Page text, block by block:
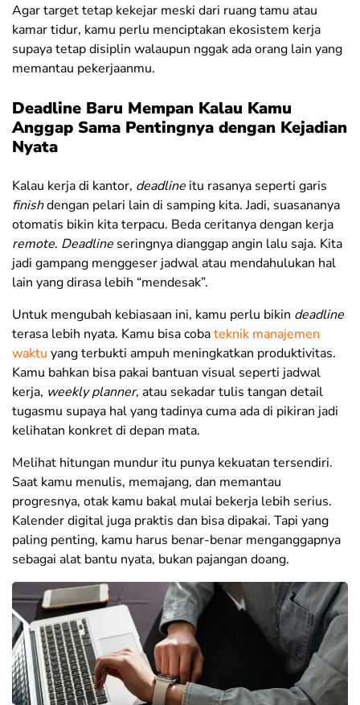
Agar target tetap kekejar meski dari ruang tamu atau
kamar tidur, kamu perlu menciptakan ekosistem kerja
supaya tetap disiplin walaupun nggak ada orang lain yang
memantau pekerjaanmu.
Deadline Baru Mempan Kalau Kamu
Anggap Sama Pentingnya dengan Kejadian
Nyata
Kalau kerja di kantor, deadline itu rasanya seperti garis
finishdengan pelari lain di samping kita. Jadi, suasananya
otomatis bikin kita terpacu. Beda ceritanya dengan kerja
remote. Deadline seringnya dianggap angin lalu saja. Kita
jadi gampang menggeser jadwal atau mendahulukan hal
lain yang dirasa lebih “mendesak”.
Untuk mengubah kebiasaan ini, kamu perlu bikin deadline
terasa lebih nyata. Kamu bisa cobateknik manajemen
waktu yang terbukti ampuh meningkatkan produktivitas.
Kamu bahkan bisa pakai bantuan visual seperti jadwal
kerja, weekly planner, atau sekadar tulis tangan detail
tugasmu supaya hal yang tadinya cuma ada di pikiran jadi
kelihatan konkret di depan mata.
Melihat hitungan mundur itu punya kekuatan tersendiri.
Saat kamu menulis, memajang, dan memantau
progresnya, otak kamu bakal mulai bekerja lebih serius.
Kalender digital juga praktis dan bisa dipakai. Tapi yang
paling penting, kamu harus benar-benar menganggapnya
sebagai alat bantu nyata, bukan pajangan doang.